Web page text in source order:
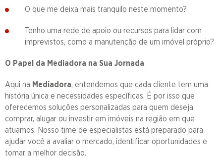
O que me deixa mais tranquilo neste momento?
Tenho uma rede de apoio ou recursos para lidar com
imprevistos, como a manutenção de um imóvel próprio?
O Papel da Mediadora na Sua Jornada
Aqui na Mediadora, entendemos que cada cliente tem uma
história única e necessidades específicas. É por isso que
oferecemos soluções personalizadas para quem deseja
comprar, alugar ou investir em imóveis na região em que
atuamos. Nosso time de especialistas está preparado para
ajudar você a avaliar o mercado, identificar oportunidades e
tomar a melhor decisão.